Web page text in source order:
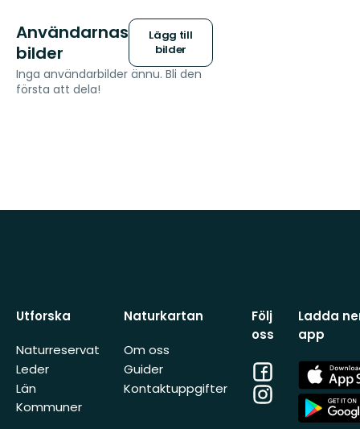
Användarnas
bilder
Lägg till
bilder
Inga användarbilder ännu. Bli den
första att dela!
Utforska
Naturreservat
Leder
Län
Kommuner
Naturkartan
Om oss
Guider
Kontaktuppgifter
Följ
oss
Facebook
Instagram
Ladda
app
App
Store
App
Store